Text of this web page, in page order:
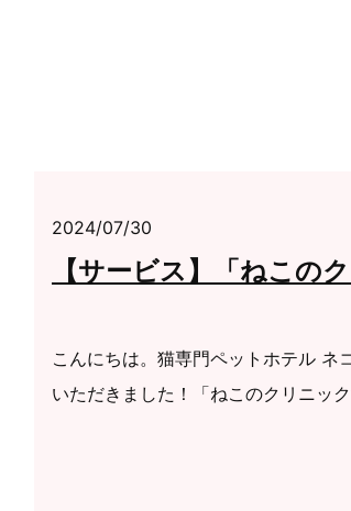
2024/07/30
【サービス】「ねこの
こんにちは。猫専門ペットホテル
いただきました！「ねこのクリニッ